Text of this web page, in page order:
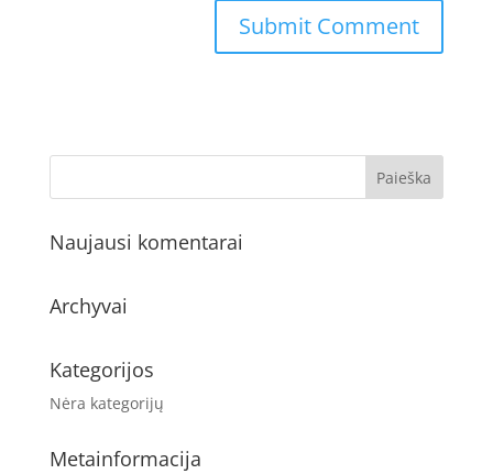
Naujausi komentarai
Archyvai
Kategorijos
Nėra kategorijų
Metainformacija